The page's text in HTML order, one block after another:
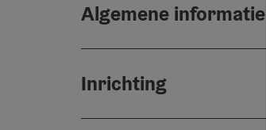
Algemene informatie
Inrichting